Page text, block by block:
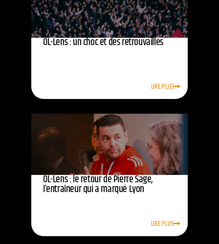
OL-Lens : un choc et des retrouvailles
LIRE PLUS
OL-Lens : le retour de Pierre Sage,
l’entraîneur qui a marqué Lyon
LIRE PLUS